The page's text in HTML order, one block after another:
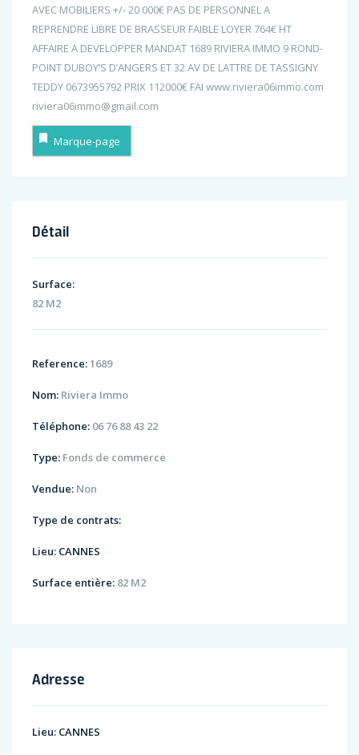
AVEC MOBILIERS +/- 20 000€ PAS DE PERSONNEL A
REPRENDRE LIBRE DE BRASSEUR FAIBLE LOYER 764€ HT
AFFAIRE A DEVELOPPER MANDAT 1689 RIVIERA IMMO 9 ROND-
POINT DUBOY’S D’ANGERS ET 32 AV DE LATTRE DE TASSIGNY
TEDDY 0673955792 PRIX 112000€ FAI www.riviera06immo.com
riviera06immo@gmail.com
Marque-page
Détail
Surface:
82 M2
Reference: 1689
Nom: Riviera Immo
Téléphone: 06 76 88 43 22
Type: Fonds de commerce
Vendue: Non
Type de contrats:
Lieu: CANNES
Surface entière: 82 M2
Adresse
Lieu: CANNES